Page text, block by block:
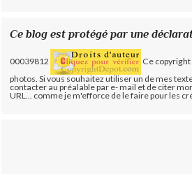
Ce blog est protégé par une
00039812
Ce
photos. Si vous souhaitez utiliser un de mes
contacter au préalable par e- mail et de citer
URL... comme je m'efforce de le faire pour les